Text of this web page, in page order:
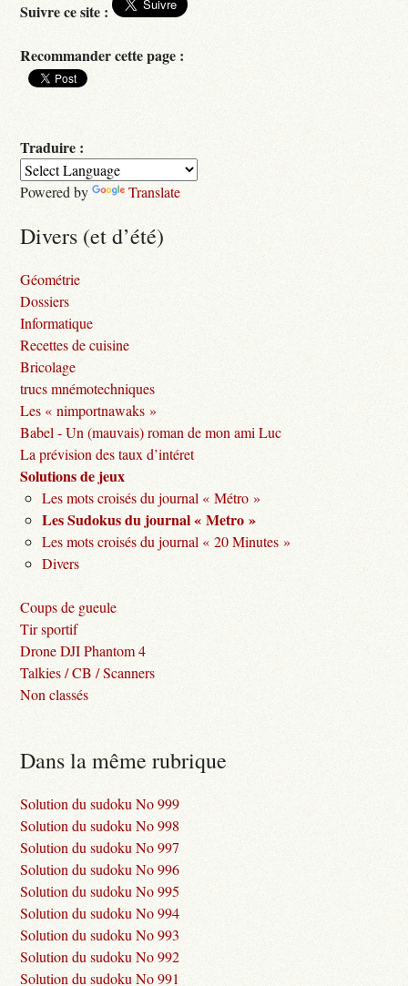
Suivre ce site :
Recommander cette page :
Traduire :
Powered by Translate
Divers (et d’été)
Géométrie
Dossiers
Informatique
Recettes de cuisine
Bricolage
trucs mnémotechniques
Les « nimportnawaks »
Babel - Un (mauvais) roman de mon ami Luc
La prévision des taux d’intéret
Solutions de jeux
Les mots croisés du journal « Métro »
Les Sudokus du journal « Metro »
Les mots croisés du journal « 20 Minutes »
Divers
Coups de gueule
Tir sportif
Drone DJI Phantom 4
Talkies / CB / Scanners
Non classés
Dans la même rubrique
Solution du sudoku No 999
Solution du sudoku No 998
Solution du sudoku No 997
Solution du sudoku No 996
Solution du sudoku No 995
Solution du sudoku No 994
Solution du sudoku No 993
Solution du sudoku No 992
Solution du sudoku No 991